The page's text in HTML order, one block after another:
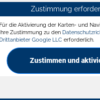
Zustimmung
Für die Aktivierung der Karten- und
Ihre Zustimmung zu den
Drittanbieter Google LLC erforderlich.
Zustimmen und